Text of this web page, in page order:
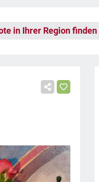
in Ihrer Region finden